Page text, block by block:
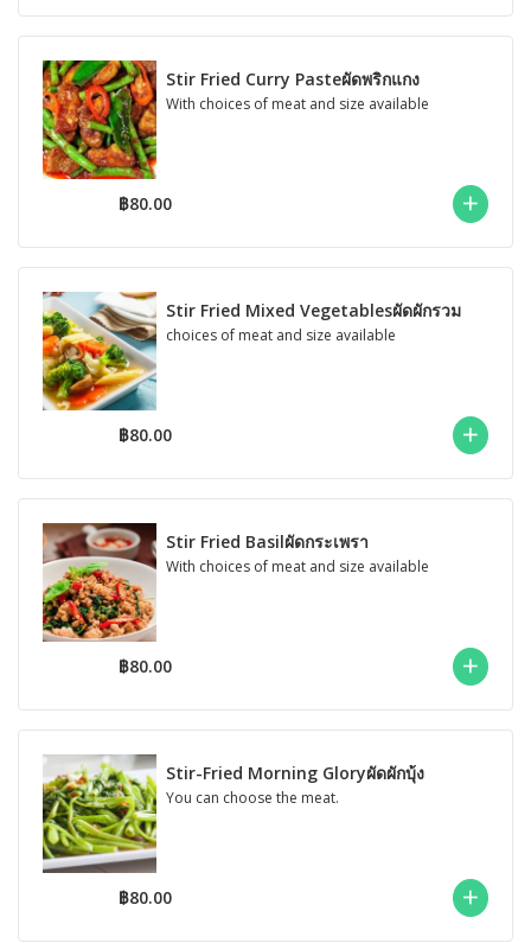
Stir Fried Curry Pasteผัดพริกแกง
With choices of meat and size available
฿80.00
Stir Fried Mixed Vegetablesผัดผักรวม
choices of meat and size available
฿80.00
Stir Fried Basilผัดกระเพรา
With choices of meat and size available
฿80.00
Stir-Fried Morning Gloryผัดผักบุ้ง
You can choose the meat.
฿80.00